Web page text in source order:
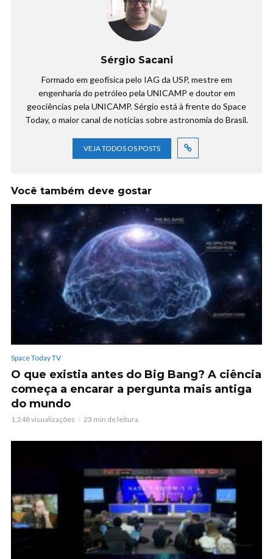
Sérgio Sacani
Formado em geofísica pelo IAG da USP, mestre em
engenharia do petróleo pela UNICAMP e doutor em
geociências pela UNICAMP. Sérgio está à frente do Space
Today, o maior canal de notícias sobre astronomia do Brasil.
VEJA TODOS OS POSTS
Você também deve gostar
Space Today TV
O que existia antes do Big Bang? A ciência
começa a encarar a pergunta mais antiga
do mundo
1.248 visualizações 23 min de leitura